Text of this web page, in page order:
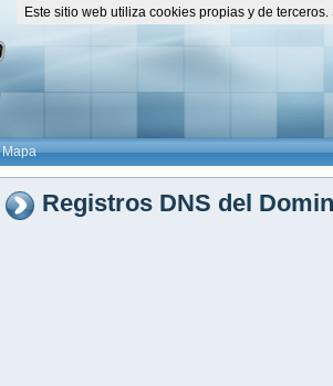
Mapa
Registros DNS del
Este sitio web utiliza cookies propias y de